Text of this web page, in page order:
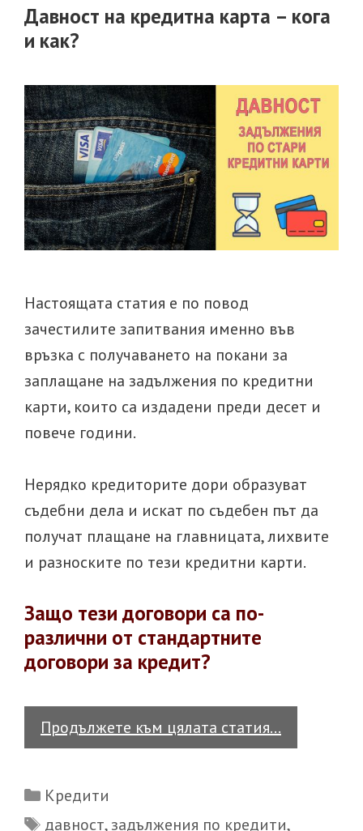
Давност на кредитна карта – кога
и как?
Настоящата статия е по повод
зачестилите запитвания именно във
връзка с получаването на покани за
заплащане на задължения по кредитни
карти, които са издадени преди десет и
повече години.
Нерядко кредиторите дори образуват
съдебни дела и искат по съдебен път да
получат плащане на главницата, лихвите
и разноските по тези кредитни карти.
Защо тези договори са по-
различни от стандартните
договори за кредит?
Продължете към цялата статия…
на
Categories
Кредити
Tags
давност,задължения по кредити,